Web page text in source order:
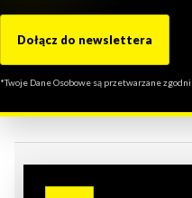
Dołącz do newslettera
*Twoje Dane Osobowe są przetwarzane